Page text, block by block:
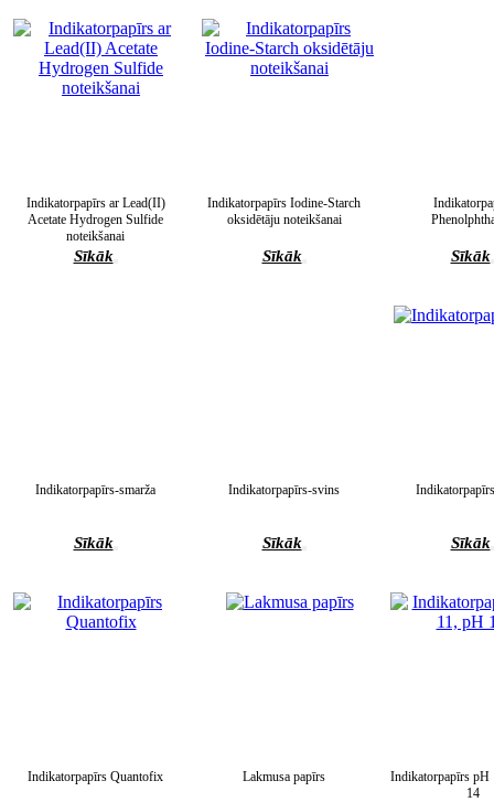
Indikatorpapīrs ar Lead(II)
Acetate Hydrogen Sulfide
noteikšanai
Sīkāk
Indikatorpapīrs Iodine-Starch
oksidētāju noteikšanai
Sīkāk Sīkāk
Indikatorpapīrs-smarža
Sīkāk
Indikatorpapīrs-svins
Sīkāk Sīkāk
Indikatorpapīrs Quantofix Lakmusa papīrs
Indikatorpapīrs pH
14